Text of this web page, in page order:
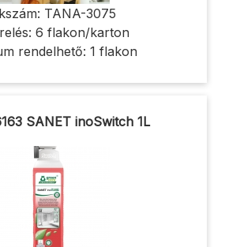
TANA-3075
6 flakon/karton
rendelhető: 1 flakon
SANET inoSwitch 1L